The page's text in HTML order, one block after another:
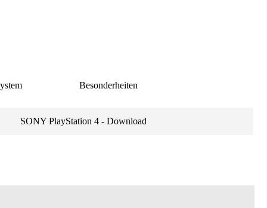
Besonderheiten
SONY PlayStation 4 - Download